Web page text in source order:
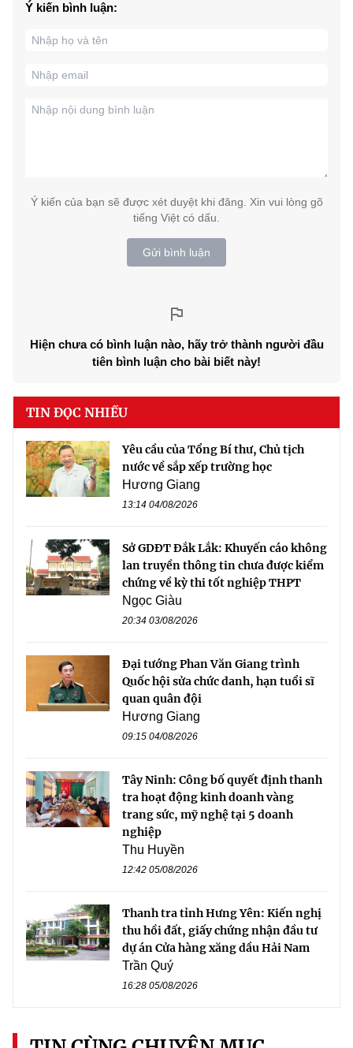
Ý kiến bình luận:
Ý kiến của bạn sẽ được xét duyệt khi đăng. Xin vui lòng gõ
tiếng Việt có dấu.
Gửi bình luận
Hiện chưa có bình luận nào, hãy trở thành người đầu
tiên bình luận cho bài biết này!
TIN ĐỌC NHIỀU
Yêu cầu của Tổng Bí thư, Chủ tịch
nước về sắp xếp trường học
Hương Giang
13:14 04/08/2026
Sở GDĐT Đắk Lắk: Khuyến cáo không
lan truyền thông tin chưa được kiểm
chứng về kỳ thi tốt nghiệp THPT
Ngọc Giàu
20:34 03/08/2026
Đại tướng Phan Văn Giang trình
Quốc hội sửa chức danh, hạn tuổi sĩ
quan quân đội
Hương Giang
09:15 04/08/2026
Tây Ninh: Công bố quyết định thanh
tra hoạt động kinh doanh vàng
trang sức, mỹ nghệ tại 5 doanh
nghiệp
Thu Huyền
12:42 05/08/2026
Thanh tra tỉnh Hưng Yên: Kiến nghị
thu hồi đất, giấy chứng nhận đầu tư
dự án Cửa hàng xăng dầu Hải Nam
Trần Quý
16:28 05/08/2026